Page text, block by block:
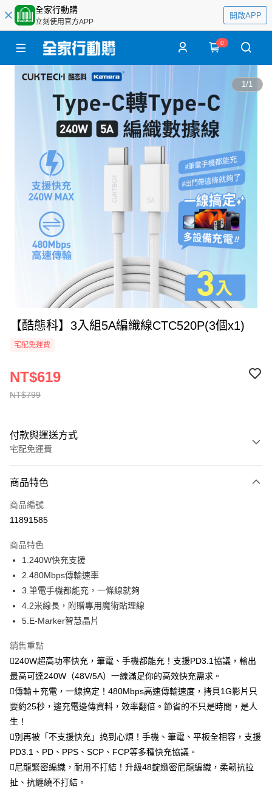
全家行動購
立刻使用官方APP
開啟APP
0
1/1
【酷態科】3入組5A編織線CTC520P(3個x1)
宅配免運費
NT$799
NT$619
付款與運送方式
宅配免運費
全家線上支付
運送方式
本島宅配-活動商品
免運費
離島宅配-常溫商品
免運費
商品特色
商品編號
11891585
商品特色
1.240W快充支援
2.480Mbps傳輸速率
3.筆電手機都能充，一條線就夠
4.2米線長，附贈專用魔術貼理線
5.E-Marker智慧晶片
銷售重點
240W超高功率快充，筆電、手機都能充！支援PD3.1協議，輸出
最高可達240W（48V/5A）一線滿足你的高效快充需求。
傳輸＋充電，一線搞定！480Mbps高速傳輸速度，拷貝1G影片只
要約25秒，邊充電邊傳資料，效率翻倍。節省的不只是時間，是人
生！
別再被「不支援快充」搞到心煩！手機、筆電、平板全相容，支援
PD3.1、PD、PPS、SCP、FCP等多種快充協議。
尼龍緊密編織，耐用不打結！升級48錠緻密尼龍編織，柔韌抗拉
扯、抗纏繞不打結。